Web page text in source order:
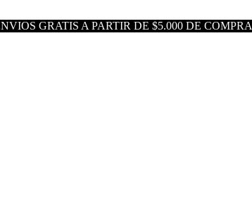
GRATIS A PARTIR DE $5.000 DE COMPRA